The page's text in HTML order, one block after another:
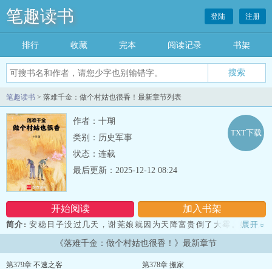
笔趣读书 登陆 注册
排行 收藏 完本 阅读记录 书架
笔趣读书 > 落难千金：做个村姑也很香！最新章节列表
作者：十瑚
类别：历史军事
状态：连载
开始阅读 加入书架
TXT下载
最后更新：2025-12-12 08:24
简介: 安稳日子没过几天，谢莞娘就因为天降富贵倒了大霉。她被人
暗害、流落在外，成了一无所有的落难千金。 村民们指指点点，嘲
笑救了她的江远鬼迷心窍，拿个干啥啥不行、花钱第一名的废物点心
当宝。 江·鬼迷心窍·远：......眼瞎是病，心瞎要命。谢·废物点心·莞
展开 »
《落难千金：做个村姑也很香！》最新章节
第379章 不速之客 第378章 搬家